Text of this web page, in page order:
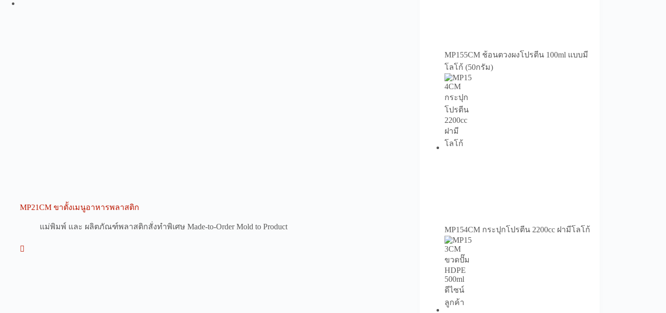
MP21CM ขาตั้งเมนูอาหารพลาสติก
แม่พิมพ์ และ ผลิตภัณฑ์พลาสติกสั่งทำพิเศษ Made-to-Order Mold to Product
MP155CM ช้อนตวงผงโปรตีน 100ml แบบมี
โลโก้ (50กรัม)
MP154CM กระปุกโปรตีน 2200cc ฝามีโลโก้